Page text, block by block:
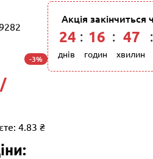
-3%
4.83 ₴
Акція закінчиться
24
днів
: 16
годин
: 47
хвилин
: